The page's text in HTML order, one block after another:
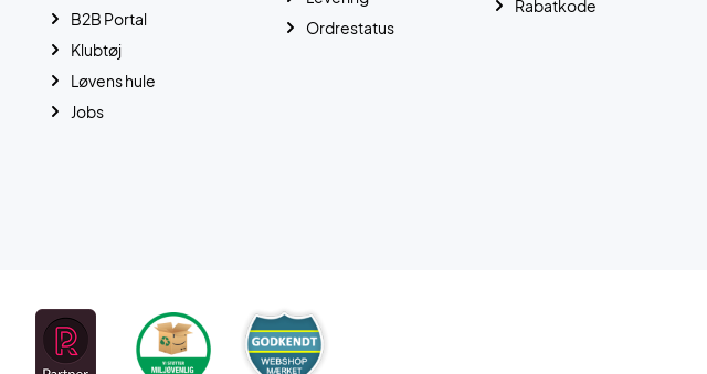
Ordrestatus
Rabatkode
B2B Portal
Klubtøj
Løvens hule
Jobs